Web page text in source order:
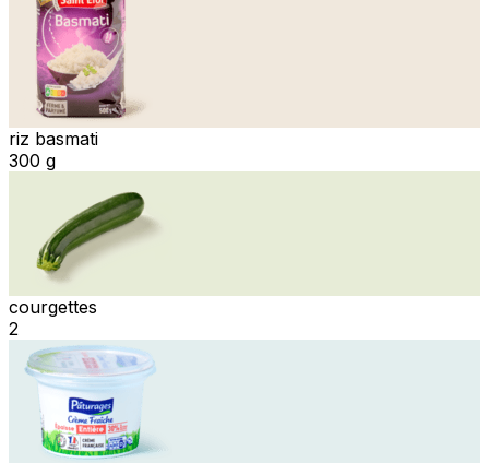
riz basmati
300 g
courgettes
2